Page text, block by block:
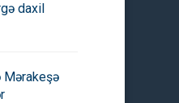
daxil
Mərakeşə